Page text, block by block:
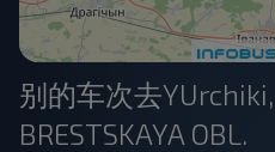
别的车次去
BRESTSKAYA OBL.